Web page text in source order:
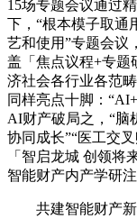
15场专题会议通过
下，“根本模子取通
艺和使用”专题会议
盖「焦点议程+专题
济社会各行业各范
同样亮点十脚：
AI财产破局之，“脑
协同成长”“医工交
「智启龙城 创领将
智能财产内产学研
共建智能财产新